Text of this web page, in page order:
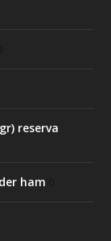
reserva
ham